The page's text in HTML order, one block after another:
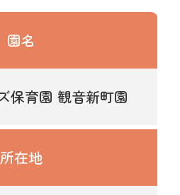
園名
保育園 観音新町園
所在地